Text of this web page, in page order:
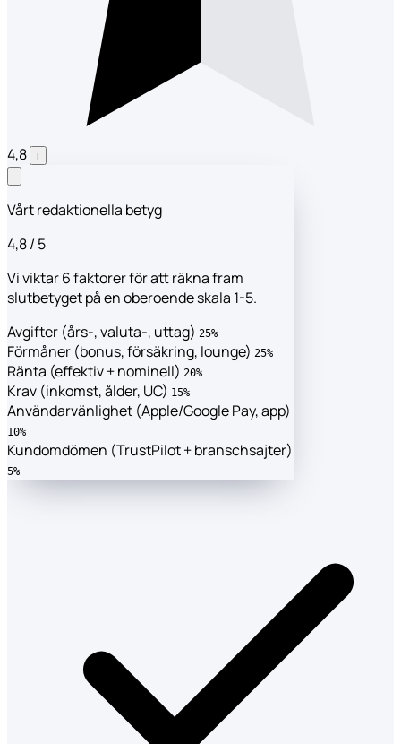
4,8 i
Vårt redaktionella betyg
4,8/ 5
Vi viktar 6 faktorer för att räkna fram
slutbetyget på en oberoende skala 1-5.
Avgifter (års-, valuta-, uttag) 25%
Förmåner (bonus, försäkring, lounge) 25%
Ränta (effektiv + nominell) 20%
Krav (inkomst, ålder, UC) 15%
Användarvänlighet (Apple/Google Pay, app)
10%
Kundomdömen (TrustPilot + branschsajter)
5%